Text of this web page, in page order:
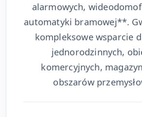
alarmowych,
automatyki bramowej**.
kompleksowe wsparcie
jednorodzinnych,
komercyjnych,
obszarów